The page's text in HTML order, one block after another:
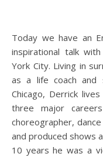
Today we have an English speaking guest again! It’s an
inspirational talk
York City. Living in
as a life coach and
Chicago, Derrick
three major
choreographer,
and produced shows
10 years he was a